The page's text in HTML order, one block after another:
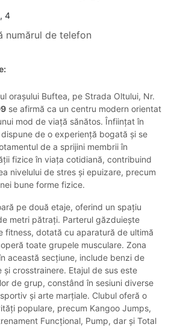
4
numărul de telefon
orașului Buftea, pe Strada Oltului, Nr.
se afirmă ca un centru modern orientat
mod de viață sănătos. Înființat în
de o experiență bogată și se
de a sprijini membrii în
fizice în viața cotidiană, contribuind
nivelului de stres și epuizare, precum
bune forme fizice.
pe două etaje, oferind un spațiu
metri pătrați. Parterul găzduiește
fitness, dotată cu aparatură de ultimă
toate grupele musculare. Zona
această secțiune, include benzi de
crosstrainere. Etajul de sus este
de grup, constând în sesiuni diverse
și arte marțiale. Clubul oferă o
populare, precum Kangoo Jumps,
Funcțional, Pump, dar și Total